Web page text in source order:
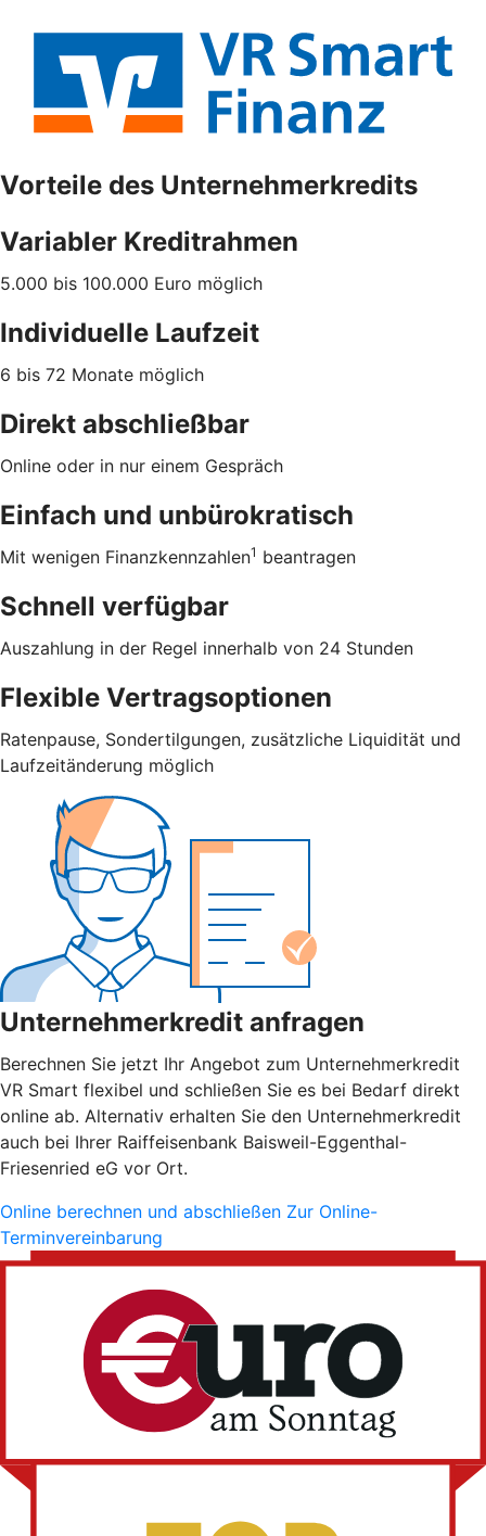
Vorteile des Unternehmerkredits
Variabler Kreditrahmen
5.000 bis 100.000 Euro möglich
Individuelle Laufzeit
6 bis 72 Monate möglich
Direkt abschließbar
Online oder in nur einem Gespräch
Einfach und unbürokratisch
Mit wenigen Finanzkennzahlen1 beantragen
Schnell verfügbar
Auszahlung in der Regel innerhalb von 24 Stunden
Flexible Vertragsoptionen
Ratenpause, Sondertilgungen, zusätzliche Liquidität und
Laufzeitänderung möglich
Unternehmerkredit anfragen
Berechnen Sie jetzt Ihr Angebot zum Unternehmerkredit
VR Smart flexibel und schließen Sie es bei Bedarf direkt
online ab. Alternativ erhalten Sie den Unternehmerkredit
auch bei Ihrer Raiffeisenbank Baisweil-Eggenthal-
Friesenried eG vor Ort.
Online berechnen und abschließen Zur Online-
Terminvereinbarung